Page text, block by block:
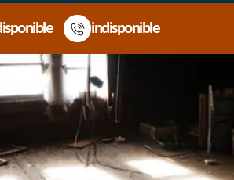
indisponible